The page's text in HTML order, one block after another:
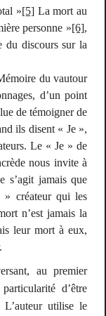
»[5] La mort au
personne »[6],
du discours sur la
du vautour
d’un point
de témoigner de
ils disent « Je »,
Le « Je » de
nous invite à
s’agit jamais que
créateur qui les
n’est jamais la
leur mort à eux,
au premier
d’être
utilise le